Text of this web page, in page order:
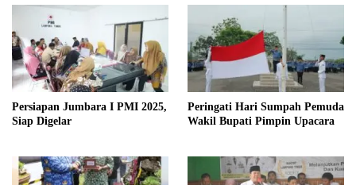
Persiapan Jumbara I PMI 2025,
Siap Digelar
Peringati Hari Sumpah Pemuda
Wakil Bupati Pimpin Upacara